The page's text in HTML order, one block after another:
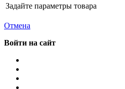
Задайте параметры товара
Отмена
Войти на сайт